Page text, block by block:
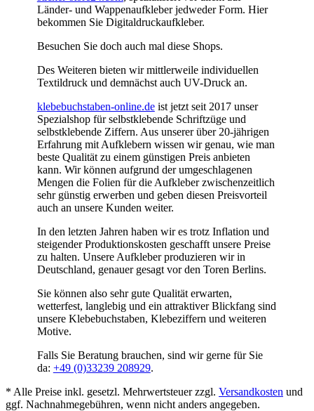
Länder- und Wappenaufkleber jedweder Form. Hier
bekommen Sie Digitaldruckaufkleber.
Besuchen Sie doch auch mal diese Shops.
Des Weiteren bieten wir mittlerweile individuellen
Textildruck und demnächst auch UV-Druck an.
klebebuchstaben-online.deist jetzt seit 2017 unser
Spezialshop für selbstklebende Schriftzüge und
selbstklebende Ziffern. Aus unserer über 20-jährigen
Erfahrung mit Aufklebern wissen wir genau, wie man
beste Qualität zu einem günstigen Preis anbieten
kann. Wir können aufgrund der umgeschlagenen
Mengen die Folien für die Aufkleber zwischenzeitlich
sehr günstig erwerben und geben diesen Preisvorteil
auch an unsere Kunden weiter.
In den letzten Jahren haben wir es trotz Inflation und
steigender Produktionskosten geschafft unsere Preise
zu halten. Unsere Aufkleber produzieren wir in
Deutschland, genauer gesagt vor den Toren Berlins.
Sie können also sehr gute Qualität erwarten,
wetterfest, langlebig und ein attraktiver Blickfang sind
unsere Klebebuchstaben, Klebeziffern und weiteren
Motive.
Falls Sie Beratung brauchen, sind wir gerne für Sie
da: +49 (0)33239 208929.
* Alle Preise inkl. gesetzl. Mehrwertsteuer zzgl. Versandkosten und
ggf. Nachnahmegebühren, wenn nicht anders angegeben.